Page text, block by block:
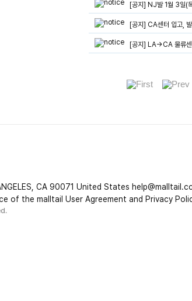
[공지] NJ발 1월 3일(
[공지] CA센터 입고,
[공지] LA->CA 물류센
CA 90071 United States
of the malltail User Agreement and Privacy